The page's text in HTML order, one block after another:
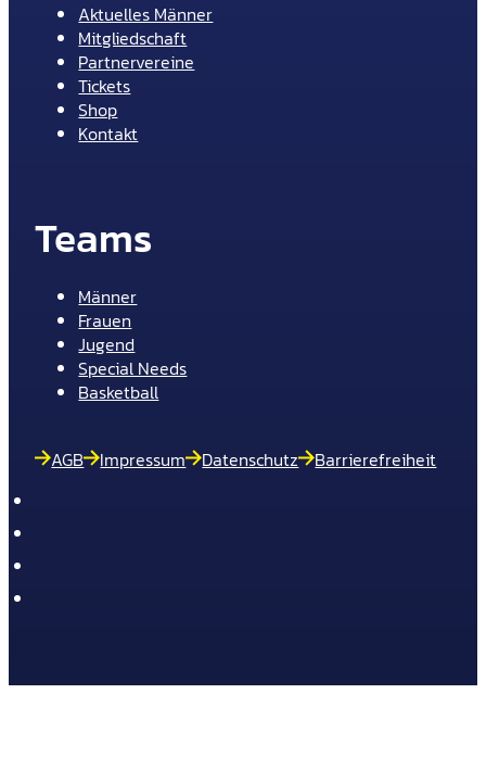
Aktuelles Männer
Mitgliedschaft
Partnervereine
Tickets
Shop
Kontakt
Teams
Männer
Frauen
Jugend
Special Needs
Basketball
AGB Impressum Datenschutz Barrierefreiheit